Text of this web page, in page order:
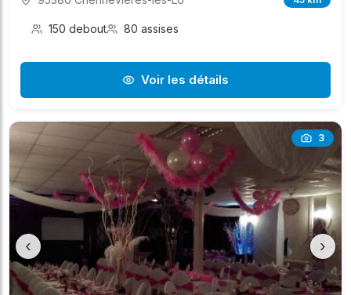
150 debout 80 assises
Voir les détails
3
‹ ›